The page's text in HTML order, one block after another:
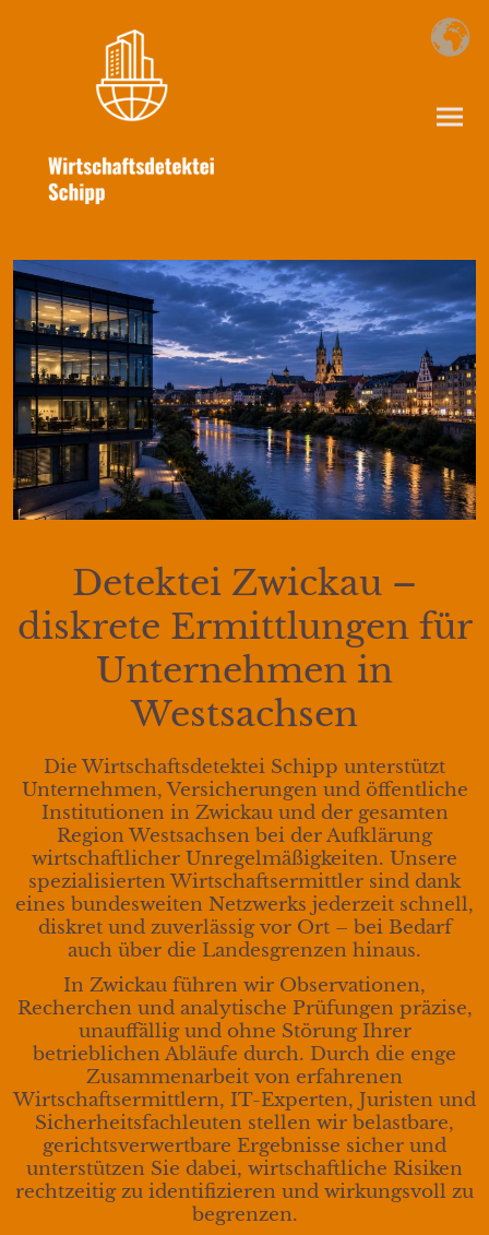
Detektei Zwickau –
diskrete Ermittlungen für
Unternehmen in
Westsachsen
Die Wirtschaftsdetektei Schipp unterstützt
Unternehmen, Versicherungen und öffentliche
Institutionen in Zwickau und der gesamten
Region Westsachsen bei der Aufklärung
wirtschaftlicher Unregelmäßigkeiten. Unsere
spezialisierten Wirtschaftsermittler sind dank
eines bundesweiten Netzwerks jederzeit schnell,
diskret und zuverlässig vor Ort – bei Bedarf
auch über die Landesgrenzen hinaus.
In Zwickau führen wir Observationen,
Recherchen und analytische Prüfungen präzise,
unauffällig und ohne Störung Ihrer
betrieblichen Abläufe durch. Durch die enge
Zusammenarbeit von erfahrenen
Wirtschaftsermittlern, IT-Experten, Juristen und
Sicherheitsfachleuten stellen wir belastbare,
gerichtsverwertbare Ergebnisse sicher und
unterstützen Sie dabei, wirtschaftliche Risiken
rechtzeitig zu identifizieren und wirkungsvoll zu
begrenzen.